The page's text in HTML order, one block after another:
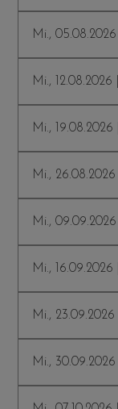
Mi.,
Mi., 12.08.2026
Mi., 19.08.2026
Mi.,
Mi.,
Mi., 16.09.2026
Mi.,
Mi.,